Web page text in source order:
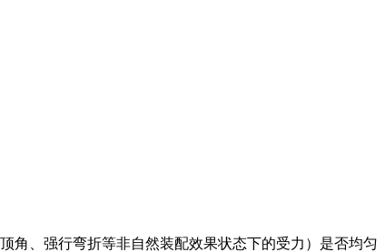
、强行弯折等非自然装配效果状态下的受力）是否均匀